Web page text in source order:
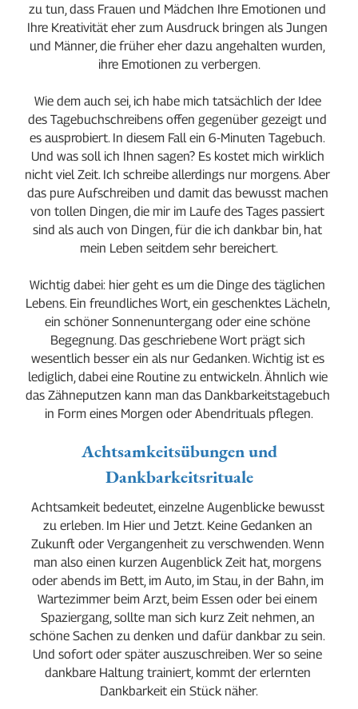
zu tun, dass Frauen und Mädchen Ihre Emotionen und
Ihre Kreativität eher zum Ausdruck bringen als Jungen
und Männer, die früher eher dazu angehalten wurden,
ihre Emotionen zu verbergen.
Wie dem auch sei, ich habe mich tatsächlich der Idee
des Tagebuchschreibens offen gegenüber gezeigt und
es ausprobiert. In diesem Fall ein 6-Minuten Tagebuch.
Und was soll ich Ihnen sagen? Es kostet mich wirklich
nicht viel Zeit. Ich schreibe allerdings nur morgens. Aber
das pure Aufschreiben und damit das bewusst machen
von tollen Dingen, die mir im Laufe des Tages passiert
sind als auch von Dingen, für die ich dankbar bin, hat
mein Leben seitdem sehr bereichert.
Wichtig dabei: hier geht es um die Dinge des täglichen
Lebens. Ein freundliches Wort, ein geschenktes Lächeln,
ein schöner Sonnenuntergang oder eine schöne
Begegnung. Das geschriebene Wort prägt sich
wesentlich besser ein als nur Gedanken. Wichtig ist es
lediglich, dabei eine Routine zu entwickeln. Ähnlich wie
das Zähneputzen kann man das Dankbarkeitstagebuch
in Form eines Morgen oder Abendrituals pflegen.
Achtsamkeitsübungen und
Dankbarkeitsrituale
Achtsamkeit bedeutet, einzelne Augenblicke bewusst
zu erleben. Im Hier und Jetzt. Keine Gedanken an
Zukunft oder Vergangenheit zu verschwenden. Wenn
man also einen kurzen Augenblick Zeit hat, morgens
oder abends im Bett, im Auto, im Stau, in der Bahn, im
Wartezimmer beim Arzt, beim Essen oder bei einem
Spaziergang, sollte man sich kurz Zeit nehmen, an
schöne Sachen zu denken und dafür dankbar zu sein.
Und sofort oder später auszuschreiben. Wer so seine
dankbare Haltung trainiert, kommt der erlernten
Dankbarkeit ein Stück näher.